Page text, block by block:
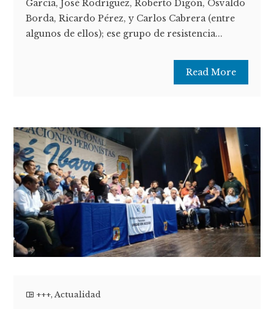
García, José Rodríguez, Roberto Digón, Osvaldo
Borda, Ricardo Pérez, y Carlos Cabrera (entre
algunos de ellos); ese grupo de resistencia...
Read More
+++,Actualidad